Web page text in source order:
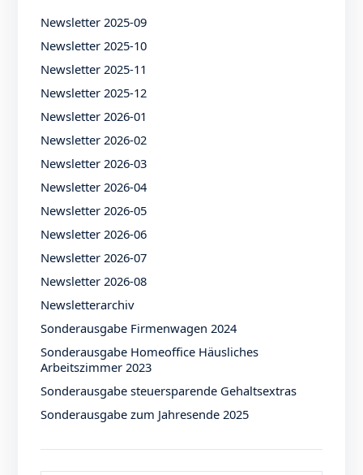
Newsletter 2025-09
Newsletter 2025-10
Newsletter 2025-11
Newsletter 2025-12
Newsletter 2026-01
Newsletter 2026-02
Newsletter 2026-03
Newsletter 2026-04
Newsletter 2026-05
Newsletter 2026-06
Newsletter 2026-07
Newsletter 2026-08
Newsletterarchiv
Sonderausgabe Firmenwagen 2024
Sonderausgabe Homeoffice Häusliches
Arbeitszimmer 2023
Sonderausgabe steuersparende Gehaltsextras
Sonderausgabe zum Jahresende 2025